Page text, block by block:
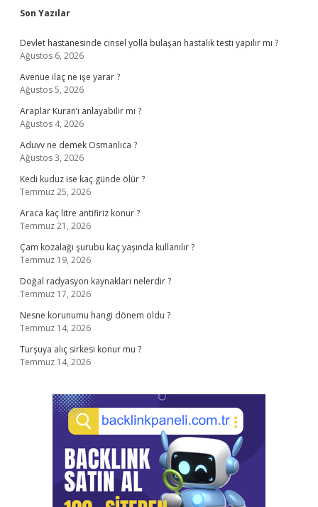
Sidebar
Son Yazılar
Devlet hastanesinde cinsel yolla bulaşan hastalık testi yapılır mı ?
Ağustos 6, 2026
Avenue ilaç ne işe yarar ?
Ağustos 5, 2026
Araplar Kuran’ı anlayabilir mi ?
Ağustos 4, 2026
Aduvv ne demek Osmanlıca ?
Ağustos 3, 2026
Kedi kuduz ise kaç günde ölür ?
Temmuz 25, 2026
Araca kaç litre antifiriz konur ?
Temmuz 21, 2026
Çam kozalağı şurubu kaç yaşında kullanılır ?
Temmuz 19, 2026
Doğal radyasyon kaynakları nelerdir ?
Temmuz 17, 2026
Nesne korunumu hangi dönem oldu ?
Temmuz 14, 2026
Turşuya alıç sirkesi konur mu ?
Temmuz 14, 2026